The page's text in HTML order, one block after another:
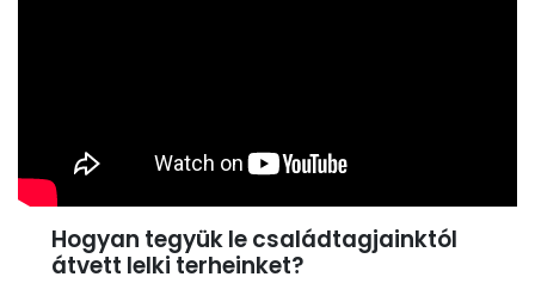
Hogyan tegyük le családtagjainktól
átvett lelki terheinket?